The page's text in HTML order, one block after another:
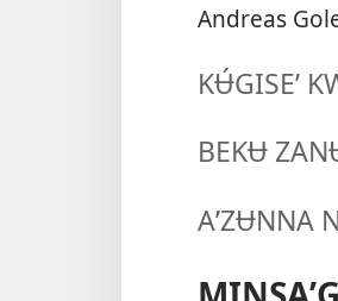
Andreas
KɄ́GISEʼ
BEKɄ
AʼZɄNNA